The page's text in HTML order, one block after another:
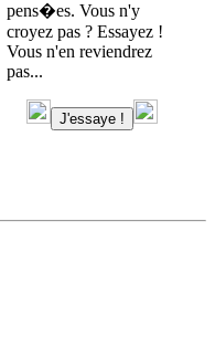
pens�es. Vous n'y
croyez pas ? Essayez !
Vous n'en reviendrez
pas...